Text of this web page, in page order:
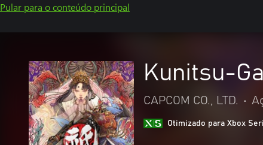
Pular para o conteúdo principal
Kunitsu-
CAPCOM CO., LTD. •
Otimizado para Xbox